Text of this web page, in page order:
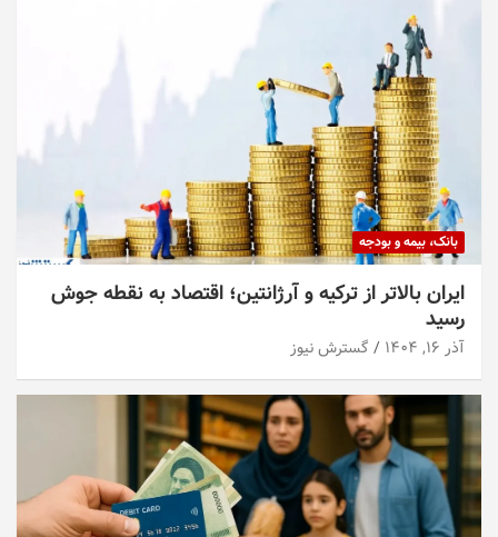
بانک، بیمه و بودجه
ایران بالاتر از ترکیه و آرژانتین؛ اقتصاد به نقطه جوش
رسید
آذر ۱۶, ۱۴۰۴ گسترش نیوز